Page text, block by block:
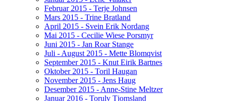
Februar 2015 - Terje Johnsen
Mars 2015 - Trine Bratland
April 2015 - Svein Erik Nordang
Mai 2015 - Cecilie Wiese Porsmyr
Juni 2015 - Jan Roar Stange
Juli - August 2015 - Mette Blomqvist
September 2015 - Knut Eirik Bartnes
Oktober 2015 - Toril Haugan
November 2015 - Jens Haug
Desember 2015 - Anne-Stine Meltzer
Januar 2016 - Torulv Tjomsland